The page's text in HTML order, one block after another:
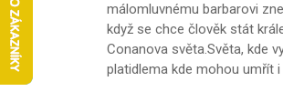
málomluvnému barbarovi
když se chce člověk stát
Conanova světa.Světa, kde
platidlema kde mohou umřít